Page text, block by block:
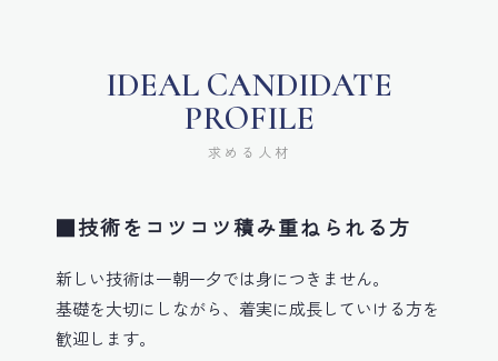
IDEAL CANDIDATE
PROFILE
求める人材
■技術をコツコツ積み重ねられる方
新しい技術は一朝一夕では身につきません。
基礎を大切にしながら、着実に成長していける方を
歓迎します。